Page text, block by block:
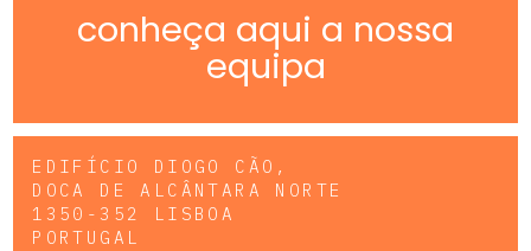
conheça aqui a nossa
equipa
EDIFÍCIO DIOGO CÃO,
DOCA DE ALCÂNTARA NORTE
1350-352 LISBOA
PORTUGAL